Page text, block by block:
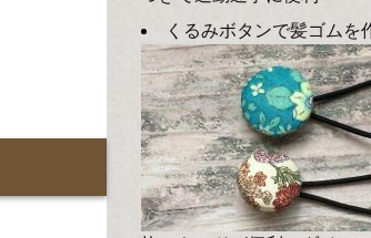
くるみボタンで髪ゴムを